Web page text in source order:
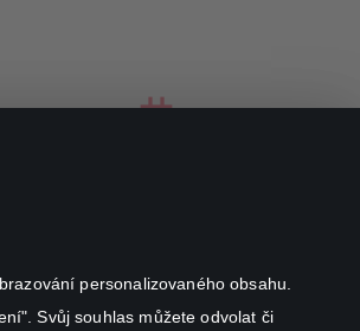
personalizovaného obsahu.
Svůj souhlas můžete odvolat či